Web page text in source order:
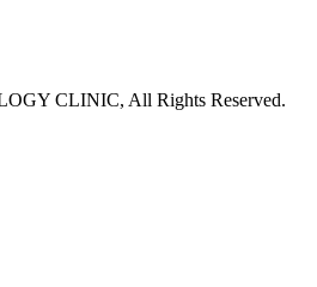
CLINIC, All Rights Reserved.